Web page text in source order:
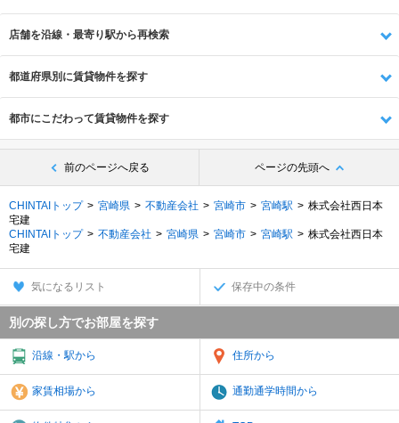
店舗を沿線・最寄り駅から再検索
都道府県別に賃貸物件を探す
都市にこだわって賃貸物件を探す
前のページへ戻る ページの先頭へ
CHINTAIトップ 宮崎県 不動産会社 宮崎市 宮崎駅
株式会社西日本
宅建
CHINTAIトップ
不動産会社 宮崎県 宮崎市 宮崎駅
株式会社西日本
宅建
気になるリスト 保存中の条件
別の探し方でお部屋を探す
沿線・駅から 住所から
家賃相場から 通勤通学時間から